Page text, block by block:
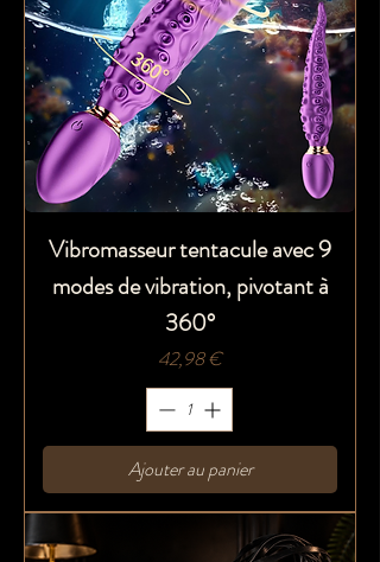
Vibromasseur tentacule avec 9
modes de vibration, pivotant à
360°
Prix
42,98 €
Ajouter au panier